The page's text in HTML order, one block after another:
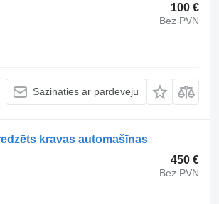
100 €
Bez PVN
Sazināties ar pārdevēju
kravas automašīnas
450 €
Bez PVN